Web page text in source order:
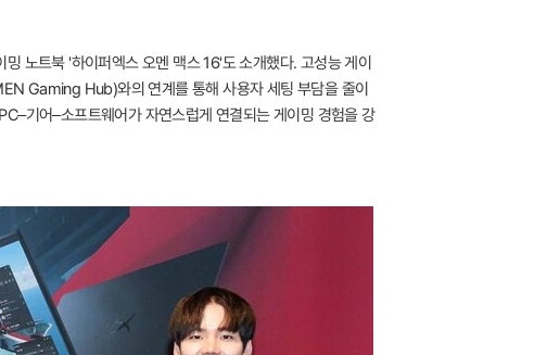
노트북 '하이퍼엑스 오멘 맥스 16'도 소개했다. 고성능 게이
Gaming Hub)와의 연계를 통해 사용자 세팅 부담을 줄이
기어–소프트웨어가 자연스럽게 연결되는 게이밍 경험을 강